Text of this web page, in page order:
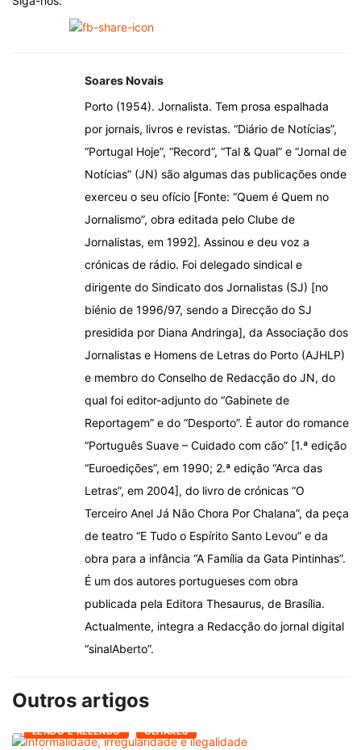
Soares Novais
Porto (1954). Jornalista. Tem prosa espalhada
por jornais, livros e revistas. “Diário de Notícias”,
“Portugal Hoje”, “Record”, “Tal & Qual” e “Jornal de
Notícias” (JN) são algumas das publicações onde
exerceu o seu ofício [Fonte: “Quem é Quem no
Jornalismo”, obra editada pelo Clube de
Jornalistas, em 1992]. Assinou e deu voz a
crónicas de rádio. Foi delegado sindical e
dirigente do Sindicato dos Jornalistas (SJ) [no
biénio de 1996/97, sendo a Direcção do SJ
presidida por Diana Andringa], da Associação dos
Jornalistas e Homens de Letras do Porto (AJHLP)
e membro do Conselho de Redacção do JN, do
qual foi editor-adjunto do “Gabinete de
Reportagem” e do “Desporto”. É autor do romance
“Português Suave – Cuidado com cão” [1.ª edição
“Euroedições”, em 1990; 2.ª edição “Arca das
Letras”, em 2004], do livro de crónicas “O
Terceiro Anel Já Não Chora Por Chalana”, da peça
de teatro “E Tudo o Espírito Santo Levou” e da
obra para a infância “A Família da Gata Pintinhas”.
É um dos autores portugueses com obra
publicada pela Editora Thesaurus, de Brasília.
Actualmente, integra a Redacção do jornal digital
“sinalAberto”.
Outros artigos
LENDO E RELENDO OLHARES